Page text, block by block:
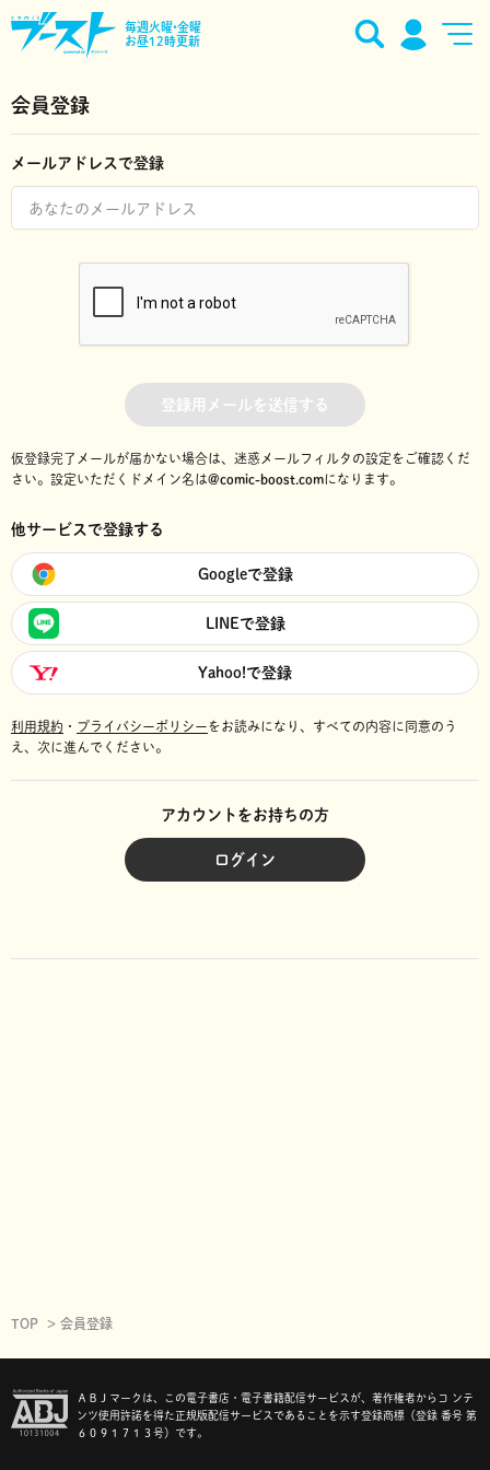
毎週火曜•金曜
お昼12時更新
会員登録
メールアドレスで登録
登録用メールを送信する
仮登録完了メールが届かない場合は、迷惑メールフィルタの設定をご確認くだ
さい。 設定いただくドメイン名は@comic-boost.comになります。
他サービスで登録する
Googleで登録
LINEで登録
Yahoo!で登録
利用規約 ・ プライバシーポリシーをお読みになり、 すべての内容に同意のう
え、次に進んでください。
アカウントをお持ちの方
ログイン
TOP 会員登録
ＡＢＪマークは、この電子書店・電子書籍配信サービスが、著作権者からコ ンテ
ンツ使用許諾を得た正規版配信サービスであることを示す登録商標（登録 番号 第
６０９１７１３号）です。